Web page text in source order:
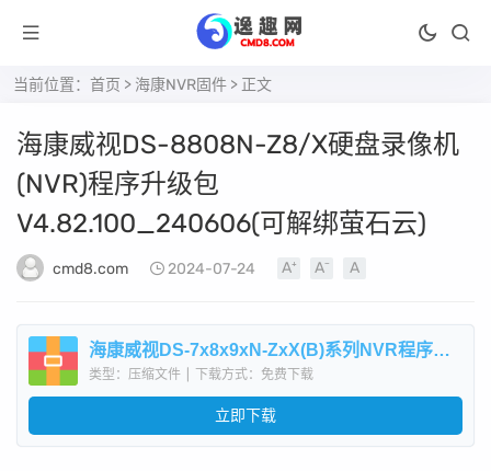
当前位置： 首页 > 海康NVR固件 > 正文
海康威视DS-8808N-Z8/X硬盘录像机
(NVR)程序升级包
V4.82.100_240606(可解绑萤石云)
cmd8.com 2024-07-24
海康威视DS-7x8x9xN-ZxX(B)系列NVR程序升级包V4.82.100_240606(可解萤石云).zip
类型：压缩文件 下载方式：免费下载
立即下载